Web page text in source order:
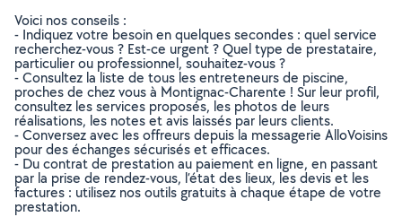
Voici nos conseils :
- Indiquez votre besoin en quelques secondes : quel service
recherchez-vous ? Est-ce urgent ? Quel type de prestataire,
particulier ou professionnel, souhaitez-vous ?
- Consultez la liste de tous les entreteneurs de piscine,
proches de chez vous à Montignac-Charente ! Sur leur profil,
consultez les services proposés, les photos de leurs
réalisations, les notes et avis laissés par leurs clients.
- Conversez avec les offreurs depuis la messagerie AlloVoisins
pour des échanges sécurisés et efficaces.
- Du contrat de prestation au paiement en ligne, en passant
par la prise de rendez-vous, l’état des lieux, les devis et les
factures : utilisez nos outils gratuits à chaque étape de votre
prestation.